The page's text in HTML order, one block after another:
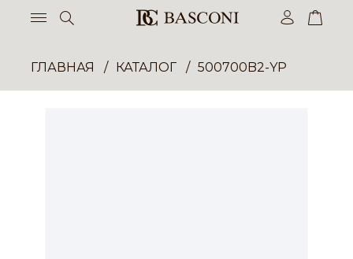
ГЛАВНАЯ КАТАЛОГ 500700B2-YP